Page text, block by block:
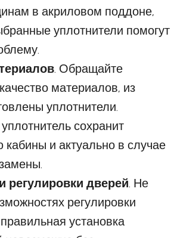
в акриловом поддоне,
уплотнители помогут
. Обращайте
материалов, из
уплотнители.
сохранит
кабины и актуально в случае
регулировки дверей. Не
регулировки
установка